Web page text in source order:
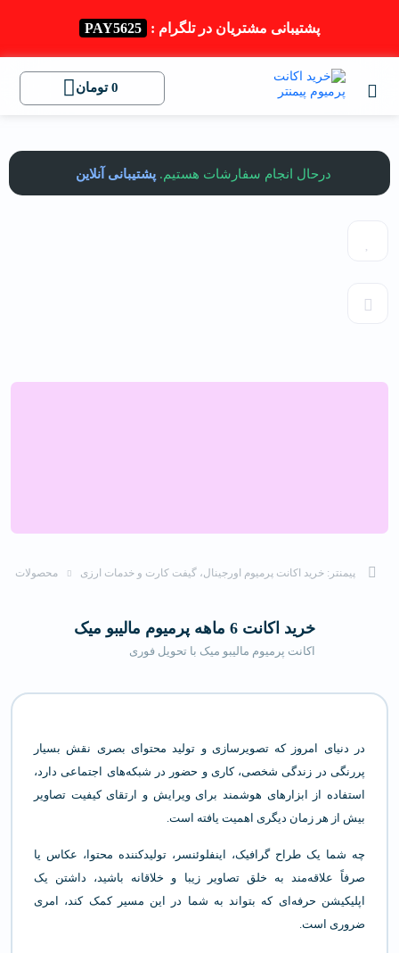
پشتیبانی مشتریان در تلگرام : PAY5625
0 تومان
درحال انجام سفارشات هستیم. پشتیبانی آنلاین
پیمنتر: خرید اکانت پرمیوم اورجینال، گیفت کارت و خدمات ارزی محصولات
خرید اکانت 6 ماهه پرمیوم مالیبو میک
اکانت پرمیوم مالیبو میک با تحویل فوری
در دنیای امروز که تصویرسازی و تولید محتوای بصری نقش بسیار
پررنگی در زندگی شخصی، کاری و حضور در شبکه‌های اجتماعی دارد،
استفاده از ابزارهای هوشمند برای ویرایش و ارتقای کیفیت تصاویر
بیش از هر زمان دیگری اهمیت یافته است.
چه شما یک طراح گرافیک، اینفلوئنسر، تولیدکننده محتوا، عکاس یا
صرفاً علاقه‌مند به خلق تصاویر زیبا و خلاقانه باشید، داشتن یک
اپلیکیشن حرفه‌ای که بتواند به شما در این مسیر کمک کند، امری
ضروری است.